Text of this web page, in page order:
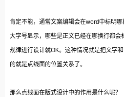
肯定不能，通常文案编辑会在word中标明
大字号显示，哪些是正文已经在哪换行都
规律进行设计就OK。这种情况就是把文字
的就是点线面的位置关系了。
那么点线面在版式设计中的作用是什么呢？